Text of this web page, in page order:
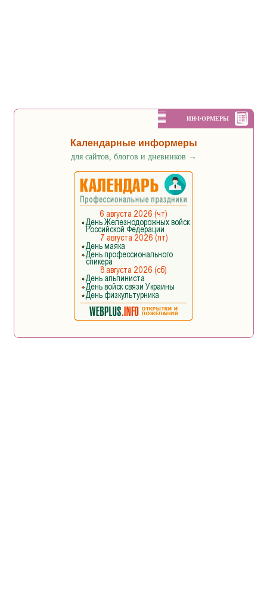
ИНФОРМЕРЫ
Календарные информеры
для сайтов, блогов и дневников →